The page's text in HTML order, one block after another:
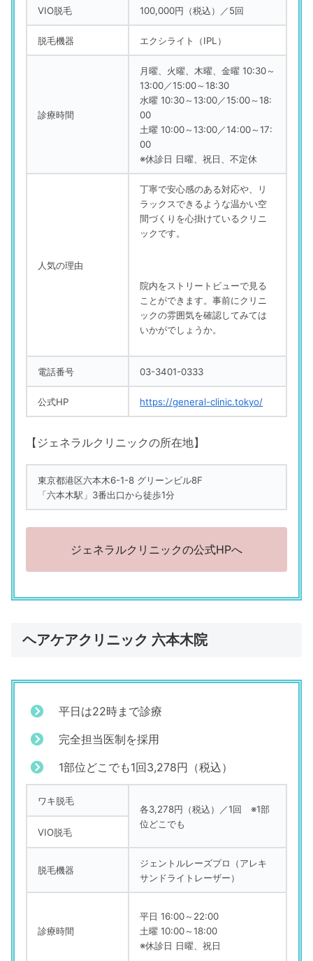
VIO脱毛 100,000円（税込）／5回
脱毛機器 エクシライト（IPL）
診療時間
月曜、火曜、木曜、金曜 10:30～
13:00／15:00～18:30
水曜 10:30～13:00／15:00～18:
00
土曜 10:00～13:00／14:00～17:
00
※休診日 日曜、祝日、不定休
人気の理由
丁寧で安心感のある対応や、リ
ラックスできるような温かい空
間づくりを心掛けているクリニ
ックです。
院内をストリートビューで見る
ことができます。事前にクリニ
ックの雰囲気を確認してみては
いかがでしょうか。
電話番号 03-3401-0333
公式HP https://general-clinic.tokyo/
【ジェネラルクリニックの所在地】
東京都港区六本木6-1-8 グリーンビル8F
「六本木駅」3番出口から徒歩1分
ジェネラルクリニックの公式HPへ
ヘアケアクリニック 六本木院
平日は22時まで診療
完全担当医制を採用
1部位どこでも1回3,278円（税込）
ワキ脱毛
各3,278円（税込）／1回 ※1部
位どこでも
VIO脱毛
脱毛機器
ジェントルレーズプロ（アレキ
サンドライトレーザー）
診療時間
平日 16:00～22:00
土曜 10:00～18:00
※休診日 日曜、祝日